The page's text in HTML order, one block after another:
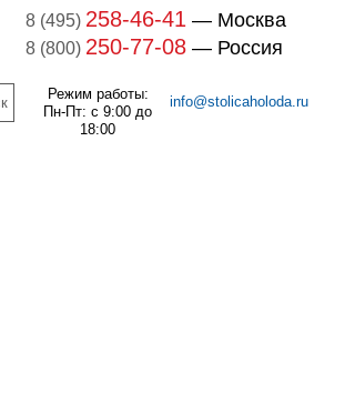
8 (495) 258-46-41 — Москва
8 (800) 250-77-08 — Россия
Режим работы:
Пн-Пт: с 9:00 до
18:00
info@stolicaholoda.ru